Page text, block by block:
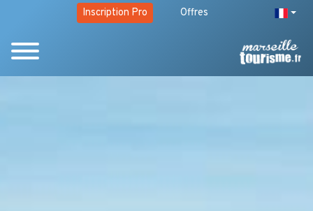
Inscription Pro Offres